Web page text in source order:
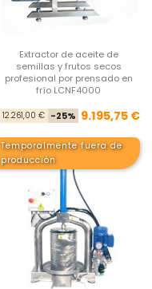
Extractor de aceite de
semillas y frutos secos
profesional por prensado en
frío LCNF4000
12.261,00 € -25% 9.195,75 €
Temporalmente fuera de
producción